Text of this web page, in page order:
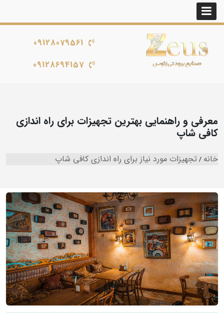
09128079561
09128694157
معرفی و راهنمایی بهترین تجهیزات برای راه اندازی
کافی شاپ
خانه تجهیزات مورد نیاز برای راه اندازی کافی شاپ